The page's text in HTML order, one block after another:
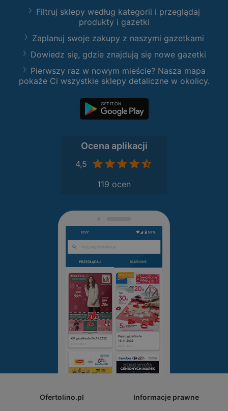
Filtruj sklepy według kategorii i przeglądaj
produkty i gazetki
Zaplanuj swoje zakupy z naszymi gazetkami
Dowiedz się, gdzie znajdują się nowe gazetki
Pierwszy raz w nowym mieście? Nasza mapa
pokaże Ci wszystkie sklepy detaliczne w okolicy.
Ocena aplikacji
4,5
119 ocen
Ofertolino.pl Informacje prawne